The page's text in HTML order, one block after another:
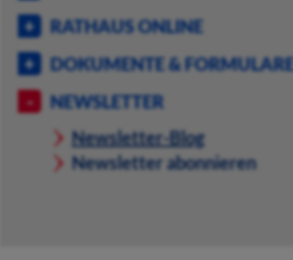
RATHAUS ONLINE
DOKUMENTE & FORMULARE
NEWSLETTER
Newsletter-Blog
Newsletter abonnieren